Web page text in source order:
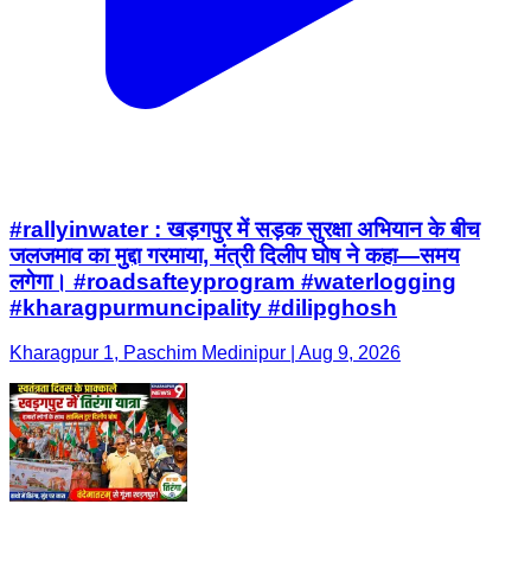
#rallyinwater : खड़गपुर में सड़क सुरक्षा अभियान के बीच
जलजमाव का मुद्दा गरमाया, मंत्री दिलीप घोष ने कहा—समय
लगेगा। #roadsafteyprogram #waterlogging
#kharagpurmuncipality #dilipghosh
Kharagpur 1, Paschim Medinipur | Aug 9, 2026